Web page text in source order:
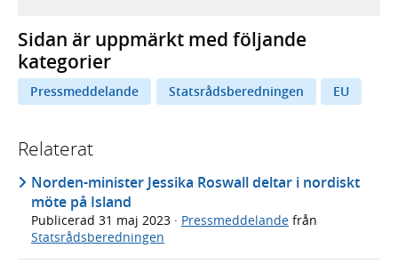
Sidan är uppmärkt med följande
kategorier
Pressmeddelande Statsrådsberedningen EU
Relaterat
Norden-minister Jessika Roswall deltar i nordiskt
möte på Island
Publicerad 31 maj 2023 · Pressmeddelande från
Statsrådsberedningen